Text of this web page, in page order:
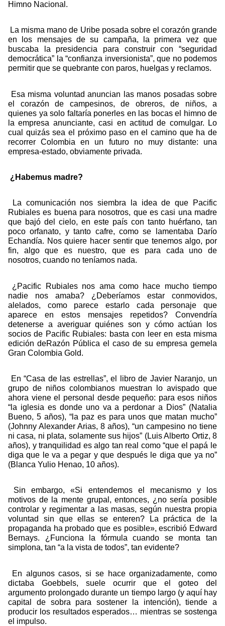
Himno Nacional.
La misma mano de Uribe posada sobre el corazón grande
en los mensajes de su campaña, la primera vez que
buscaba la presidencia para construir con “seguridad
democrática” la “confianza inversionista”, que no podemos
permitir que se quebrante con paros, huelgas y reclamos.
Esa misma voluntad anuncian las manos posadas sobre
el corazón de campesinos, de obreros, de niños, a
quienes ya solo faltaría ponerles en las bocas el himno de
la empresa anunciante, casi en actitud de comulgar. Lo
cual quizás sea el próximo paso en el camino que ha de
recorrer Colombia en un futuro no muy distante: una
empresa-estado, obviamente privada.
¿Habemus madre?
La comunicación nos siembra la idea de que Pacific
Rubiales es buena para nosotros, que es casi una madre
que bajó del cielo, en este país con tanto huérfano, tan
poco orfanato, y tanto cafre, como se lamentaba Darío
Echandía. Nos quiere hacer sentir que tenemos algo, por
fin, algo que es nuestro, que es para cada uno de
nosotros, cuando no teníamos nada.
¿Pacific Rubiales nos ama como hace mucho tiempo
nadie nos amaba? ¿Deberíamos estar conmovidos,
alelados, como parece estarlo cada personaje que
aparece en estos mensajes repetidos? Convendría
detenerse a averiguar quiénes son y cómo actúan los
socios de Pacific Rubiales: basta con leer en esta misma
edición deRazón Pública el caso de su empresa gemela
Gran Colombia Gold.
En “Casa de las estrellas”, el libro de Javier Naranjo, un
grupo de niños colombianos muestran lo avispado que
ahora viene el personal desde pequeño: para esos niños
“la iglesia es donde uno va a perdonar a Dios” (Natalia
Bueno, 5 años), “la paz es para unos que matan mucho”
(Johnny Alexander Arias, 8 años), “un campesino no tiene
ni casa, ni plata, solamente sus hijos” (Luis Alberto Ortiz, 8
años), y tranquilidad es algo tan real como “que el papá le
diga que le va a pegar y que después le diga que ya no”
(Blanca Yulio Henao, 10 años).
Sin embargo, «Si entendemos el mecanismo y los
motivos de la mente grupal, entonces, ¿no sería posible
controlar y regimentar a las masas, según nuestra propia
voluntad sin que ellas se enteren? La práctica de la
propaganda ha probado que es posible», escribió Edward
Bernays. ¿Funciona la fórmula cuando se monta tan
simplona, tan “a la vista de todos”, tan evidente?
En algunos casos, si se hace organizadamente, como
dictaba Goebbels, suele ocurrir que el goteo del
argumento prolongado durante un tiempo largo (y aquí hay
capital de sobra para sostener la intención), tiende a
producir los resultados esperados… mientras se sostenga
el impulso.